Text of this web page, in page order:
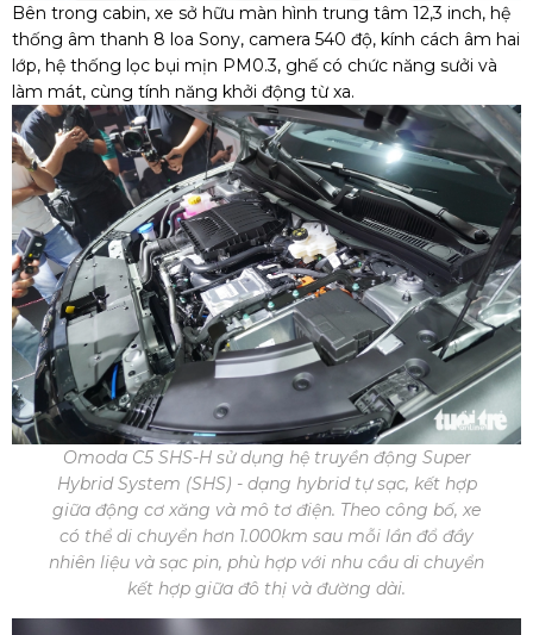
Bên trong cabin, xe sở hữu màn hình trung tâm 12,3 inch, hệ
thống âm thanh 8 loa Sony, camera 540 độ, kính cách âm hai
lớp, hệ thống lọc bụi mịn PM0.3, ghế có chức năng sưởi và
làm mát, cùng tính năng khởi động từ xa.
Omoda C5 SHS-H sử dụng hệ truyền động Super
Hybrid System (SHS) - dạng hybrid tự sạc, kết hợp
giữa động cơ xăng và mô tơ điện. Theo công bố, xe
có thể di chuyển hơn 1.000km sau mỗi lần đổ đầy
nhiên liệu và sạc pin, phù hợp với nhu cầu di chuyển
kết hợp giữa đô thị và đường dài.